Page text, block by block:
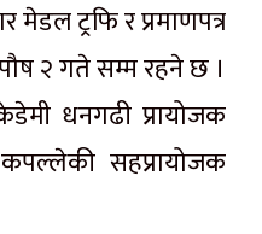
ट्रफि र प्रमाणपत्र
२ गते सम्म रहने छ ।
धनगढी प्रायोजक
सहप्रायोजक